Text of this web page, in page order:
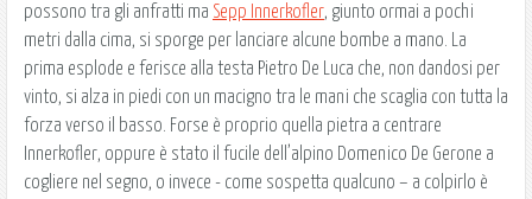
possono tra gli anfratti ma Sepp Innerkofler, giunto ormai a pochi
metri dalla cima, si sporge per lanciare alcune bombe a mano. La
prima esplode e ferisce alla testa Pietro De Luca che, non dandosi per
vinto, si alza in piedi con un macigno tra le mani che scaglia con tutta la
forza verso il basso. Forse è proprio quella pietra a centrare
Innerkofler, oppure è stato il fucile dell’alpino Domenico De Gerone a
cogliere nel segno, o invece - come sospetta qualcuno – a colpirlo è